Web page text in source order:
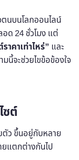
นบนโลกออนไลน์
อด 24 ชั่วโมง แต่
าคาเท่าไหร่” และ
นี้จะช่วยไขข้อข้องใจ
ซต์
ตัว ขึ้นอยู่กับหลาย
ยแตกต่างกันไป